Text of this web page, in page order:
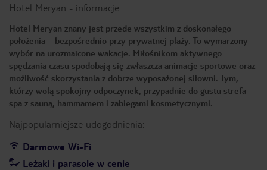
Hotel Meryan - informacje
Hotel Meryan znany jest przede wszystkim z doskonałego
położenia – bezpośrednio przy prywatnej plaży. To wymarzony
wybór na urozmaicone wakacje. Miłośnikom aktywnego
spędzania czasu spodobają się zwłaszcza animacje sportowe oraz
możliwość skorzystania z dobrze wyposażonej siłowni. Tym,
którzy wolą spokojny odpoczynek, przypadnie do gustu strefa
spa z sauną, hammamem i zabiegami kosmetycznymi.
Najpopularniejsze udogodnienia:
Darmowe Wi-Fi
Leżaki i parasole w cenie